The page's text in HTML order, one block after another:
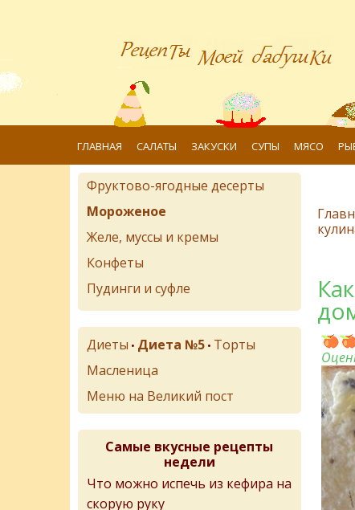
ГЛАВНАЯ САЛАТЫ ЗАКУСКИ СУПЫ МЯСО
Фруктово-ягодные десерты
Мороженое
Желе, муссы и кремы
Конфеты
Пудинги и суфле
Диеты • Диета №5 • Торты
Масленица
Меню на Великий пост
Самые вкусные рецепты
недели
Что можно испечь из кефира на
скорую руку